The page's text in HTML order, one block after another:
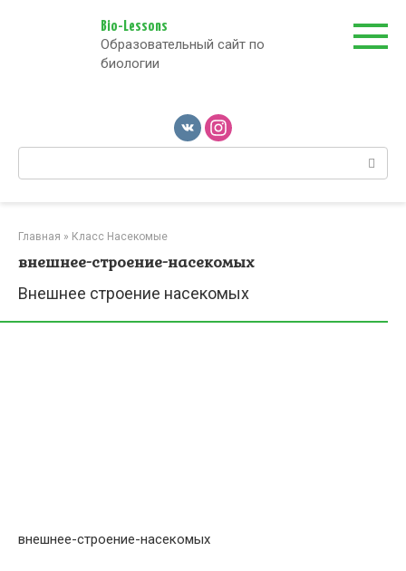
Bio-Lessons
Образовательный сайт по
биологии
Поиск:
Главная » Класс Насекомые
внешнее-строение-насекомых
Внешнее строение насекомых
внешнее-строение-насекомых